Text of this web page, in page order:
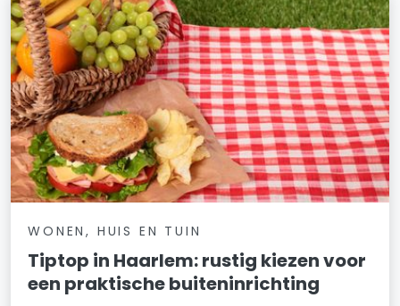
WONEN, HUIS EN TUIN
Tiptop in Haarlem: rustig kiezen voor
een praktische buiteninrichting